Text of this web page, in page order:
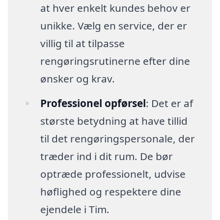
at hver enkelt kundes behov er
unikke. Vælg en service, der er
villig til at tilpasse
rengøringsrutinerne efter dine
ønsker og krav.
Professionel opførsel: Det er af
største betydning at have tillid
til det rengøringspersonale, der
træder ind i dit rum. De bør
optræde professionelt, udvise
høflighed og respektere dine
ejendele i Tim.